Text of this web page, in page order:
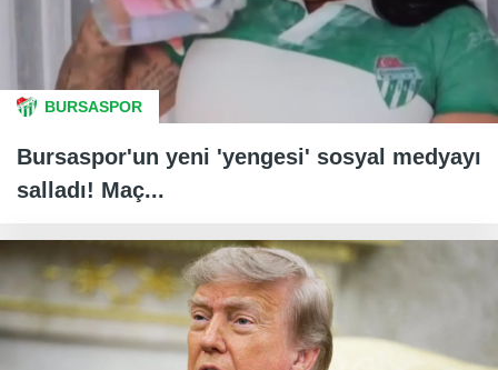
BURSASPOR
Bursaspor'un yeni 'yengesi' sosyal medyayı
salladı! Maç...